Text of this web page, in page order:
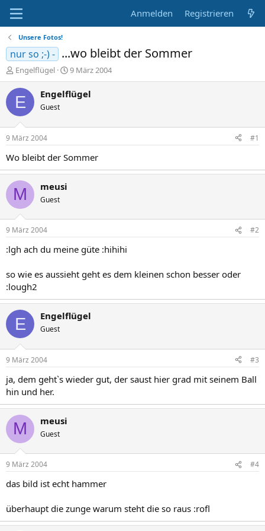
Anmelden Registrieren
Unsere Fotos!
nur so ;-) - ...wo bleibt der Sommer
E
r
s
l
e
r
Engelflügel
E
r
s
t
a
9 März 2004
E Engelflügel
Guest
9 März 2004 #1
Wo bleibt der Sommer
M meusi
Guest
9 März 2004 #2
:lgh ach du meine güte :hihihi
so wie es aussieht geht es dem kleinen schon besser oder
:lough2
E Engelflügel
Guest
9 März 2004 #3
ja, dem geht`s wieder gut, der saust hier grad mit seinem Ball
hin und her.
M meusi
Guest
9 März 2004 #4
das bild ist echt hammer
überhaupt die zunge warum steht die so raus :rofl